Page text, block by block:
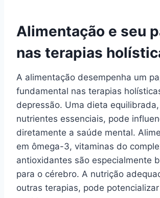
Alimentação e seu
nas terapias
A alimentação desempenha um
fundamental nas terapias
depressão. Uma dieta
nutrientes essenciais, pode
diretamente a saúde mental.
em ômega-3, vitaminas do
antioxidantes são especialmente
para o cérebro. A nutrição
outras terapias, pode